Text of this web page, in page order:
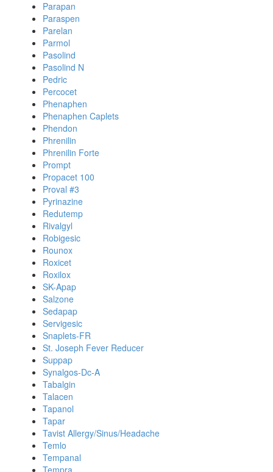
Parapan
Paraspen
Parelan
Parmol
Pasolind
Pasolind N
Pedric
Percocet
Phenaphen
Phenaphen Caplets
Phendon
Phrenilin
Phrenilin Forte
Prompt
Propacet 100
Proval #3
Pyrinazine
Redutemp
Rivalgyl
Robigesic
Rounox
Roxicet
Roxilox
SK-Apap
Salzone
Sedapap
Servigesic
Snaplets-FR
St. Joseph Fever Reducer
Suppap
Synalgos-Dc-A
Tabalgin
Talacen
Tapanol
Tapar
Tavist Allergy/Sinus/Headache
Temlo
Tempanal
Tempra